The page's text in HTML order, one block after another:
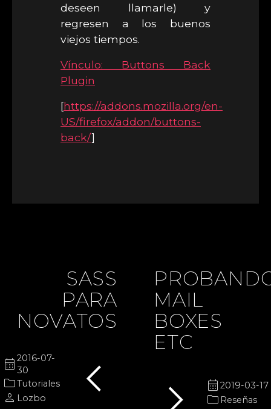
deseen llamarle) y
regresen a los buenos
viejos tiempos.
Vínculo: Buttons Back
Plugin
[https://addons.mozilla.org/en-
US/firefox/addon/buttons-
back/]
SASS
PARA
NOVATOS
calendar_month 2016-07-
30
folderTutoriales
person Lozbo chevron_left
MAIL
BOXES
ETC
calendar_month 2019-03-17
folder Reseñas